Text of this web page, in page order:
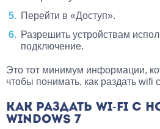
Перейти в «Доступ».
Разрешить устройствам
подключение.
Это тот минимум информации,
чтобы понимать, как раздать wifi
КАК РАЗДАТЬ WI-FI С
WINDOWS 7